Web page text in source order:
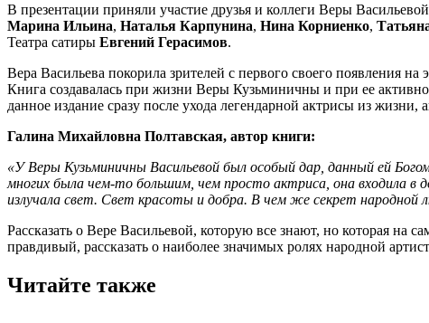
В презентации приняли участие друзья и коллеги Веры
Марина Ильина, Наталья Карпунина, Нина Корниенко,
Театра сатиры Евгений Герасимов.
Вера Васильева покорила зрителей с первого своего появления
Книга создавалась при жизни Веры Кузьминичны и при ее
данное издание сразу после ухода легендарной актрисы из жизни,
Галина Михайловна Полтавская, автор книги:
«У Веры Кузьминичны Васильевой был особый дар, данный ей
многих была чем-то большим, чем просто актриса, она входила в
излучала свет. Свет красоты и добра. В чем же секрет
Рассказать о Вере Васильевой, которую все знают, но которая на
правдивый, рассказать о наиболее значимых ролях народной
Читайте также